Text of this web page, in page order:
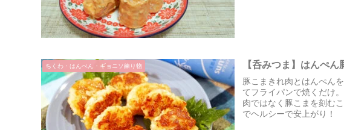
ちくわ・はんぺん・ギョニソ練り物 【呑みつま】はんぺ
豚こまきれ肉とはんぺん
てフライパンで焼くだけ
肉ではなく豚こまを刻む
でヘルシーで安上がり！